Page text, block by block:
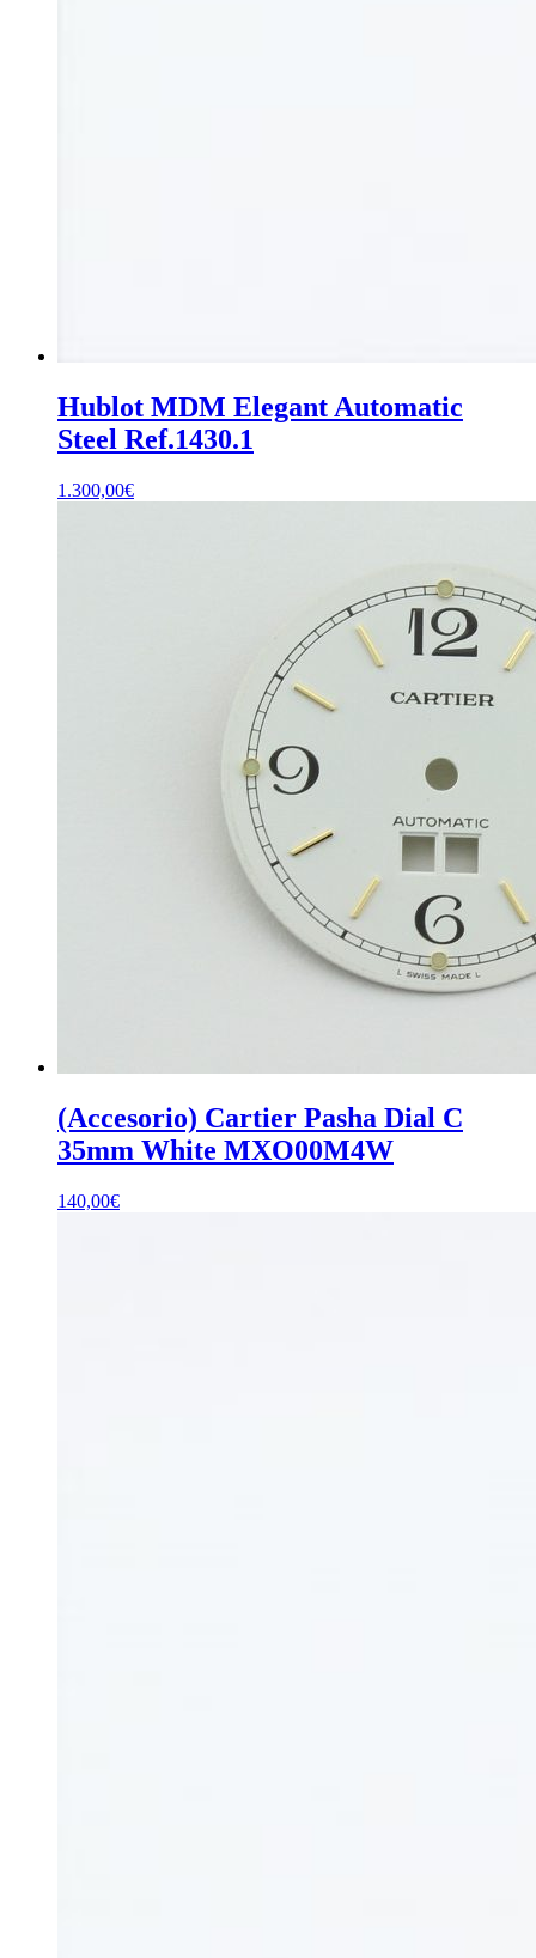
Hublot MDM Elegant Automatic
Steel Ref.1430.1
1.300,00€
(Accesorio) Cartier Pasha Dial C
35mm White MXO00M4W
140,00€